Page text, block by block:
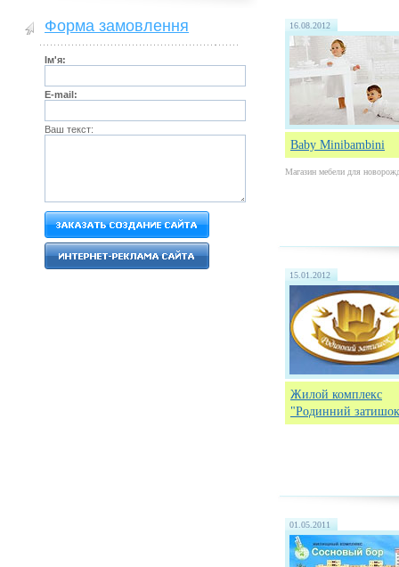
16.08.2012
Baby Minibambini
Магазин мебели для
15.01.2012
Жилой комплекс
"Родинний
01.05.2011
Форма замовлення
Ім'я:
E-mail:
Ваш текст: